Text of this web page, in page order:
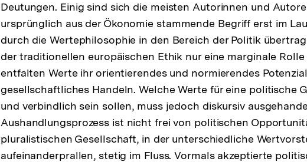
Deutungen. Einig sind sich die meisten Autorinnen und
ursprünglich aus der Ökonomie stammende Begriff erst im
durch die Wertephilosophie in den Bereich der Politik
der traditionellen europäischen Ethik nur eine marginale Rolle
entfalten Werte ihr orientierendes und normierendes
gesellschaftliches Handeln. Welche Werte für eine politische
und verbindlich sein sollen, muss jedoch diskursiv
Aushandlungsprozess ist nicht frei von politischen
pluralistischen Gesellschaft, in der unterschiedliche
aufeinanderprallen, stetig im Fluss. Vormals akzeptierte